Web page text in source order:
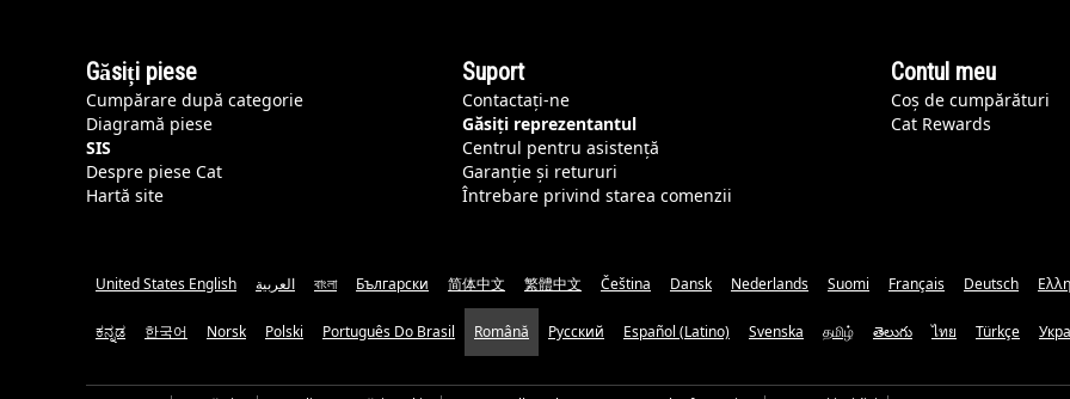
Găsiți piese
Cumpărare după categorie
Diagramă piese
SIS
Despre piese Cat
Hartă site
Suport
Contactați-ne
Găsiți reprezentantul
Centrul pentru asistență
Garanție și retururi
Întrebare privind starea comenzii
Contul meu
Coș de cumpărături
Cat Rewards
United States English العربية বাংলা Български 简体中文 繁體中文 Čeština Dansk Nederlands Suomi Français Deutsch
ಕನ್ನಡ 한국어 Norsk Polski Português Do Brasil Română Русский Español (Latino) Svenska தமிழ் తెలుగు ไทย Türkçe